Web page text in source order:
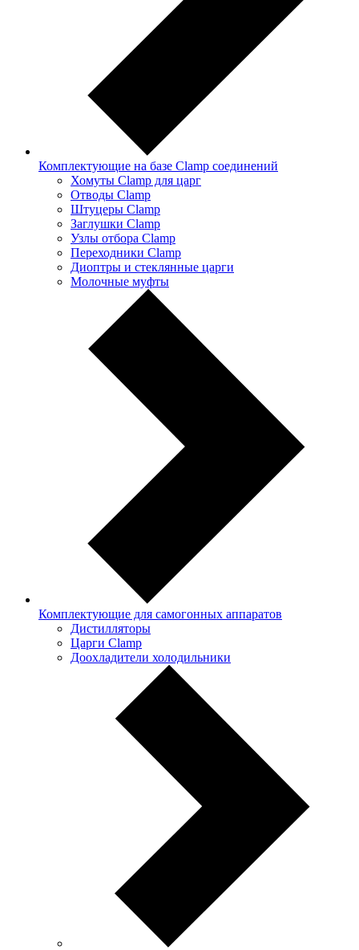
Комплектующие на базе Clamp соединений
Хомуты Clamp для царг
Отводы Clamp
Штуцеры Clamp
Заглушки Clamp
Узлы отбора Clamp
Переходники Clamp
Диоптры и стеклянные царги
Молочные муфты
Комплектующие для самогонных аппаратов
Дистилляторы
Царги Clamp
Доохладители холодильники